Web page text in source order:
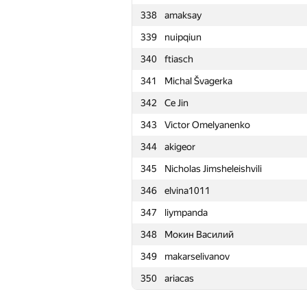
338
amaksay
339
nuipqiun
340
ftiasch
341
Michal Švagerka
342
Ce Jin
343
Victor Omelyanenko
344
akigeor
345
Nicholas Jimsheleishvili
346
elvina1011
347
liympanda
348
Мокин Василий
349
makarselivanov
350
ariacas
315
Ευάγγελος Πίπης
316
PotterSergey
317
bugzziiii
318
Nafis Sadique
319
a.speedster
320
aniap7
321
Niyaz Nigmatullin
322
Stonefeang
323
vm450
324
HIR180
325
tmwilliamlin168
326
Александр Останин
327
y0105w49